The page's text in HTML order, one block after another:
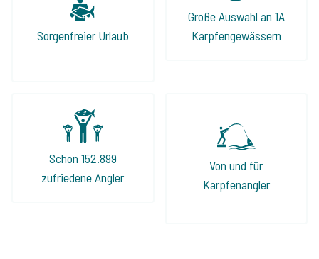
versprechen. Wenn Ihr also auf der Suche
nach einem perfekten Angelurlaub seid, ist
Sorgenfreier Urlaub
Große Auswahl an 1A
Karpfengewässern
Schon 152.899
zufriedene Angler
Von und für
Karpfenangler